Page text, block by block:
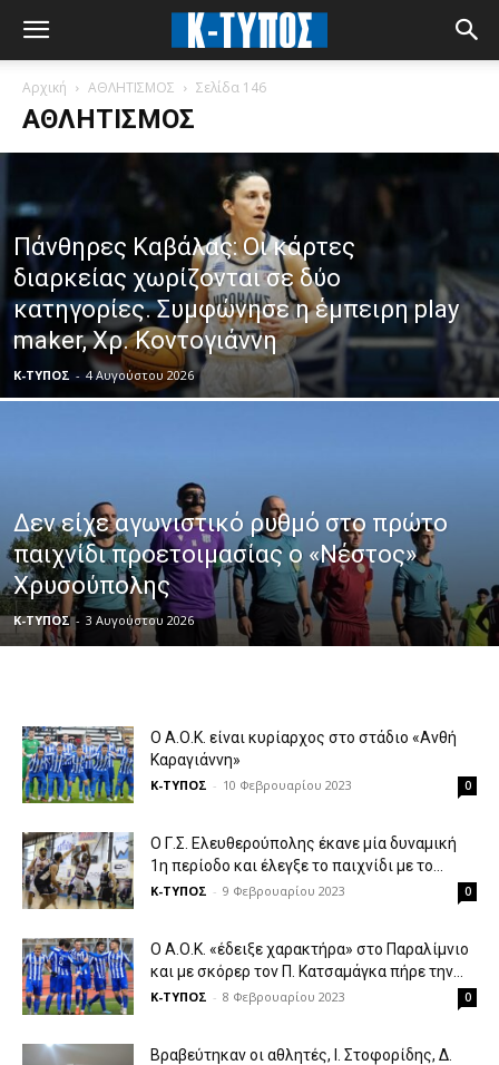
Αρχική ΑΘΛΗΤΙΣΜΟΣ Σελίδα 146
ΑΘΛΗΤΙΣΜΟΣ
Πάνθηρες Καβάλας: Οι κάρτες
διαρκείας χωρίζονται σε δύο
κατηγορίες. Συμφώνησε η έμπειρη play
maker, Χρ. Κοντογιάννη
Κ-ΤΥΠΟΣ - 4 Αυγούστου 2026
Δεν είχε αγωνιστικό ρυθμό στο πρώτο
παιχνίδι προετοιμασίας ο «Νέστος»
Χρυσούπολης
Κ-ΤΥΠΟΣ - 3 Αυγούστου 2026
Ο Α.Ο.Κ. είναι κυρίαρχος στο στάδιο «Ανθή
Καραγιάννη»
Κ-ΤΥΠΟΣ - 10 Φεβρουαρίου 2023 0
Ο Γ.Σ. Ελευθερούπολης έκανε μία δυναμική
1η περίοδο και έλεγξε το παιχνίδι με το...
Κ-ΤΥΠΟΣ - 9 Φεβρουαρίου 2023 0
Ο Α.Ο.Κ. «έδειξε χαρακτήρα» στο Παραλίμνιο
και με σκόρερ τον Π. Κατσαμάγκα πήρε την...
Κ-ΤΥΠΟΣ - 8 Φεβρουαρίου 2023 0
Βραβεύτηκαν οι αθλητές, Ι. Στοφορίδης, Δ.